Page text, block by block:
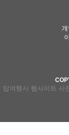
탑여행사 웹사이트 사